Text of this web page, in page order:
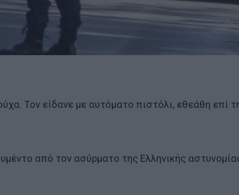
Τον είδανε με αυτόματο πιστόλι, εθεάθη επί
από τον ασύρματο της Ελληνικής